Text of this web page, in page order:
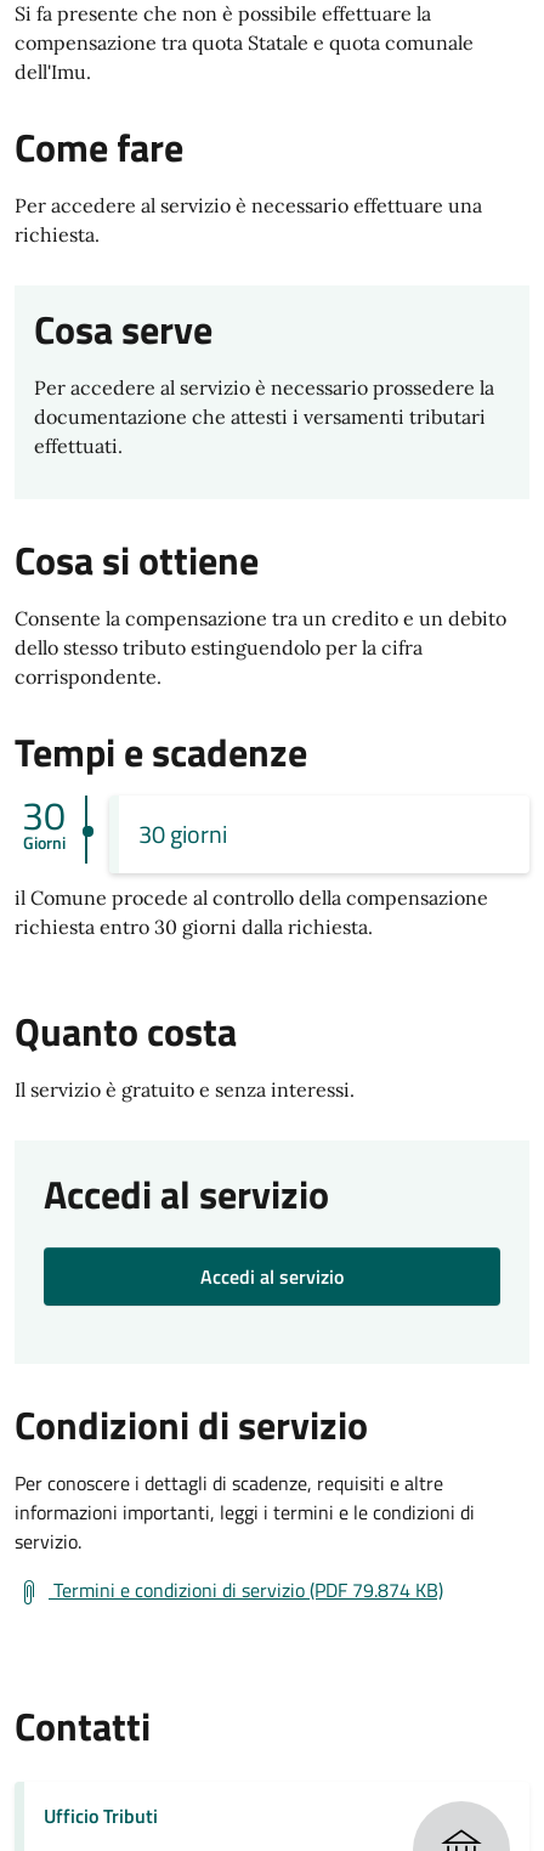
Si fa presente che non è possibile effettuare la
compensazione tra quota Statale e quota comunale
dell'Imu.
Come fare
Per accedere al servizio è necessario effettuare una
richiesta.
Cosa serve
Per accedere al servizio è necessario prossedere la
documentazione che attesti i versamenti tributari
effettuati.
Cosa si ottiene
Consente la compensazione tra un credito e un debito
dello stesso tributo estinguendolo per la cifra
corrispondente.
Tempi e scadenze
30
Giorni 30 giorni
il Comune procede al controllo della compensazione
richiesta entro 30 giorni dalla richiesta.
Quanto costa
Il servizio è gratuito e senza interessi.
Accedi al servizio
Accedi al servizio
Condizioni di servizio
Per conoscere i dettagli di scadenze, requisiti e altre
informazioni importanti, leggi i termini e le condizioni di
servizio.
Termini e condizioni di servizio (PDF 79.874 KB)
Contatti
Ufficio Tributi